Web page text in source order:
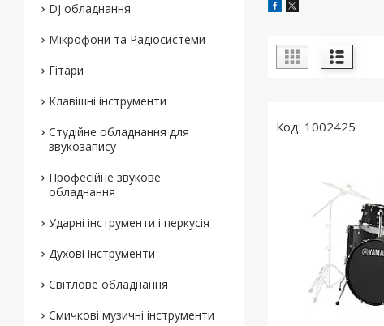
1002425
Dj обладнання
Мікрофони та Радіосистеми
Гітари
Клавішні інструменти
Студійне обладнання для
звукозапису
Професійне звукове
обладнання
Ударні інструменти і перкусія
Духові інструменти
Світлове обладнання
Смичкові музичні інструменти